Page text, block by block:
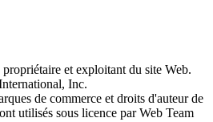
et exploitant du site Web.
Inc.
de commerce et droits d'auteur de
utilisés sous licence par Web Team